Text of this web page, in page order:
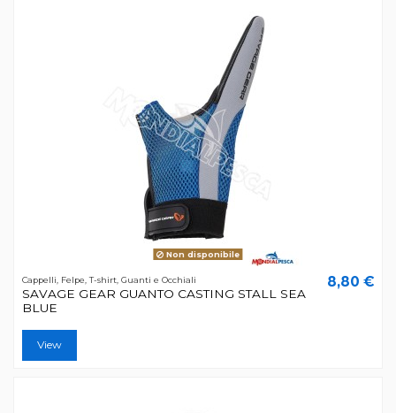
Non disponibile
Cappelli, Felpe, T-shirt, Guanti e Occhiali
SAVAGE GEAR GUANTO CASTING STALL SEA
BLUE
8,80 €
View